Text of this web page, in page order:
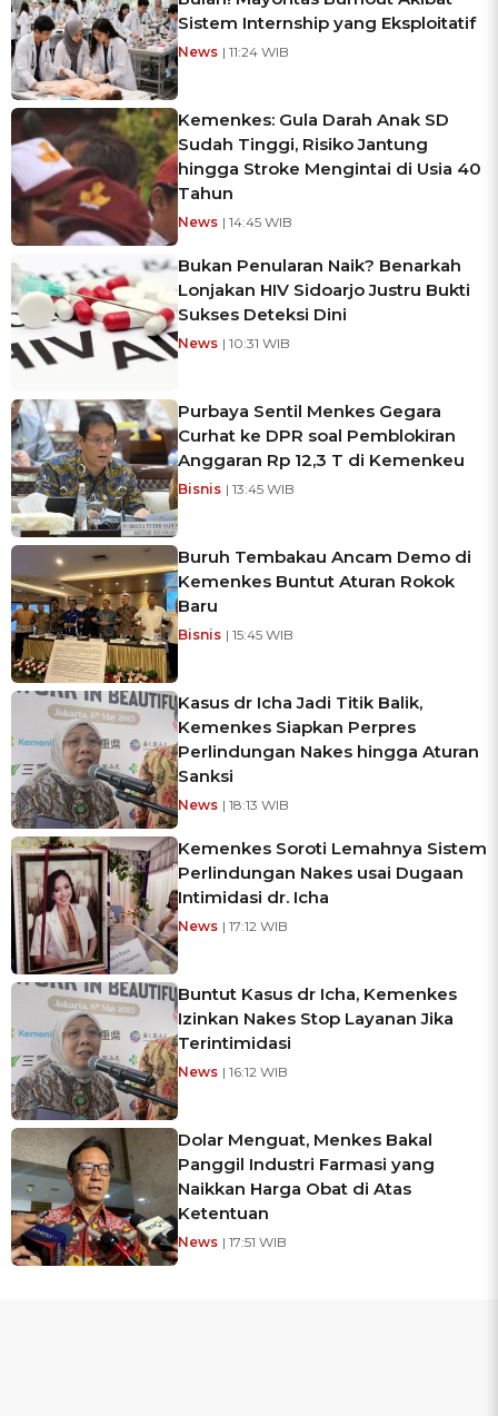
Sistem Internship yang Eksploitatif
News | 11:24 WIB
Kemenkes: Gula Darah Anak SD
Sudah Tinggi, Risiko Jantung
hingga Stroke Mengintai di Usia 40
Tahun
News | 14:45 WIB
Bukan Penularan Naik? Benarkah
Lonjakan HIV Sidoarjo Justru Bukti
Sukses Deteksi Dini
News | 10:31 WIB
Purbaya Sentil Menkes Gegara
Curhat ke DPR soal Pemblokiran
Anggaran Rp 12,3 T di Kemenkeu
Bisnis | 13:45 WIB
Buruh Tembakau Ancam Demo di
Kemenkes Buntut Aturan Rokok
Baru
Bisnis | 15:45 WIB
Kasus dr Icha Jadi Titik Balik,
Kemenkes Siapkan Perpres
Perlindungan Nakes hingga Aturan
Sanksi
News | 18:13 WIB
Kemenkes Soroti Lemahnya Sistem
Perlindungan Nakes usai Dugaan
Intimidasi dr. Icha
News | 17:12 WIB
Buntut Kasus dr Icha, Kemenkes
Izinkan Nakes Stop Layanan Jika
Terintimidasi
News | 16:12 WIB
Dolar Menguat, Menkes Bakal
Panggil Industri Farmasi yang
Naikkan Harga Obat di Atas
Ketentuan
News | 17:51 WIB